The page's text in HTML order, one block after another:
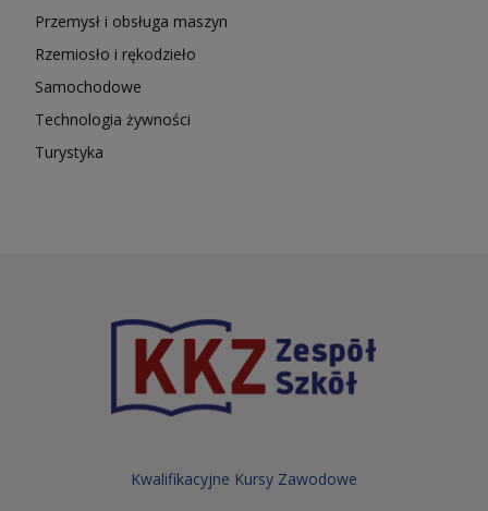
Przemysł i obsługa maszyn
Rzemiosło i rękodzieło
Samochodowe
Technologia żywności
Turystyka
Kwalifikacyjne Kursy Zawodowe